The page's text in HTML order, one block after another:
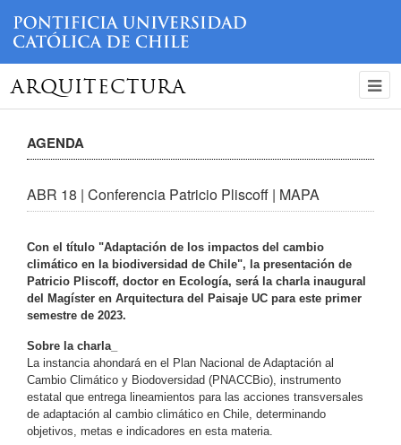
ARQUITECTURA
AGENDA
ABR 18 | Conferencia Patricio Pliscoff | MAPA
Con el título "Adaptación de los impactos del cambio
climático en la biodiversidad de Chile", la presentación de
Patricio Pliscoff, doctor en Ecología, será la charla inaugural
del Magíster en Arquitectura del Paisaje UC para este primer
semestre de 2023.
Sobre la charla_
La instancia ahondará en el Plan Nacional de Adaptación al
Cambio Climático y Biodoversidad (PNACCBio), instrumento
estatal que entrega lineamientos para las acciones transversales
de adaptación al cambio climático en Chile, determinando
objetivos, metas e indicadores en esta materia.